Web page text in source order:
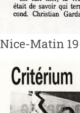
Nice-Matin